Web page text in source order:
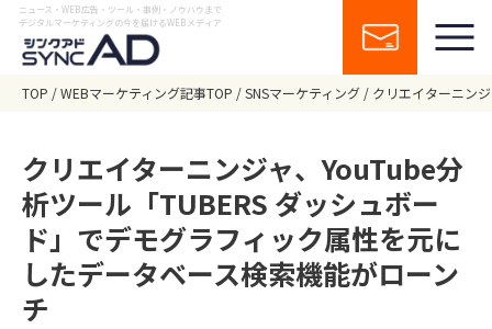
ニュース・WEB広告・ツール・事例・ノウハウまで
デジタルマーケティングの今を届けるWEBメディア
TOP WEBマーケティング記事TOP SNSマーケティング クリエイターニン
クリエイターニンジャ、YouTube分
析ツール「TUBERS ダッシュボー
ド」でデモグラフィック属性を元に
したデータベース検索機能がローン
チ